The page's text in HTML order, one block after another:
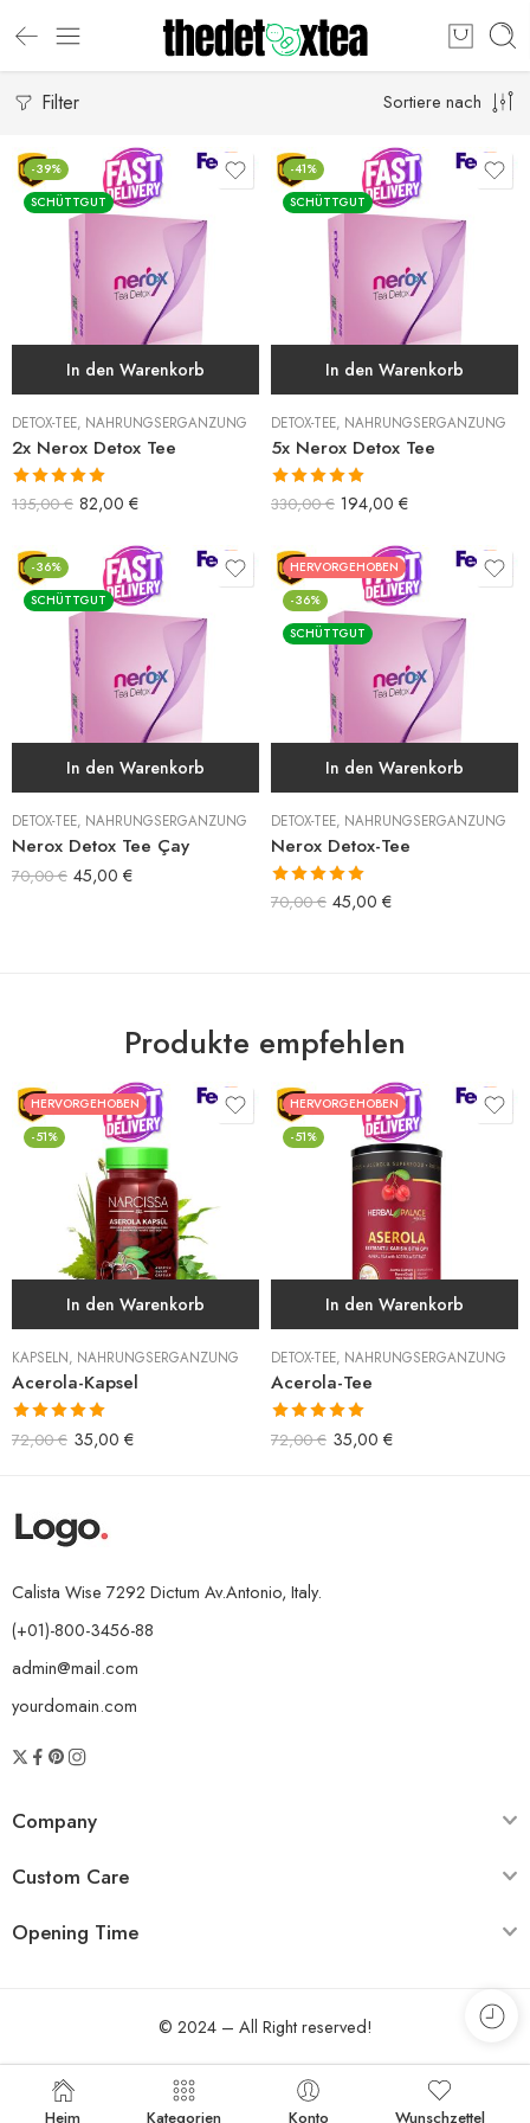
Filter Sortiere nach
-39%
SCHÜTTGUT
In den Warenkorb
DETOX-TEE, NAHRUNGSERGÄNZUNG
2x Nerox Detox Tee
Bewertet mit
135,00€ 82,00 €
-41%
SCHÜTTGUT
In den Warenkorb
DETOX-TEE, NAHRUNGSERGÄNZUNG
5x Nerox Detox Tee
Bewertet mit
330,00€ 194,00 €
-36%
SCHÜTTGUT
In den Warenkorb
DETOX-TEE, NAHRUNGSERGÄNZUNG
Nerox Detox Tee Çay
70,00€ 45,00 €
HERVORGEHOBEN
-36%
SCHÜTTGUT
In den Warenkorb
DETOX-TEE, NAHRUNGSERGÄNZUNG
Nerox Detox-Tee
Bewertet mit
70,00€ 45,00 €
Produkte empfehlen
HERVORGEHOBEN
-51%
In den Warenkorb
KAPSELN, NAHRUNGSERGÄNZUNG
Acerola-Kapsel
Bewertet mit
5.00von 5
72,00€ 35,00 €
HERVORGEHOBEN
-51%
In den Warenkorb
DETOX-TEE, NAHRUNGSERGÄNZUNG
Acerola-Tee
Bewertet mit
5.00von 5
72,00€ 35,00 €
Calista Wise 7292 Dictum Av.Antonio, Italy.
(+01)-800-3456-88
admin@mail.com
yourdomain.com
Company
Custom Care
Opening Time
© 2024 – All Right reserved!
Heim Kategorien Konto Wunschzettel